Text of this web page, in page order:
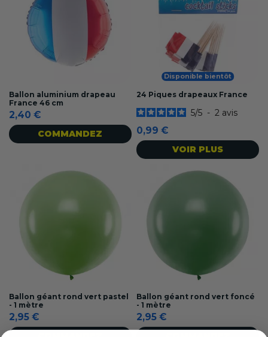
Ballon aluminium drapeau
France 46 cm
2,40 €
COMMANDEZ
Disponible bientôt
24 Piques drapeaux France
5/5 - 2 avis
0,99 €
VOIR PLUS
Ballon géant rond vert pastel
- 1 mètre
2,95 €
Ballon géant rond vert foncé
- 1 mètre
2,95 €